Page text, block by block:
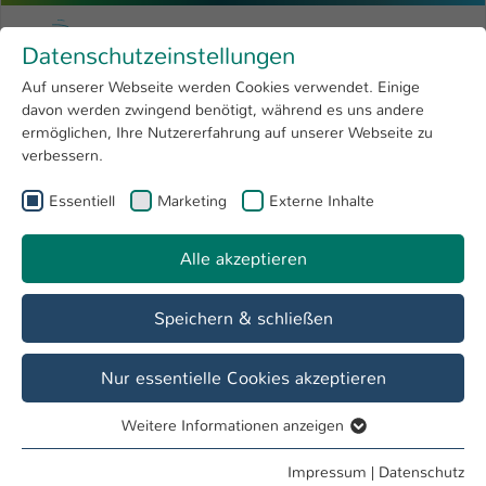
Menu
Forschung 4
Open submenu
Hochschule
International
Zum Hauptinhalt springen
Hochschule Kaiserslautern
Sie sind hier:
Termine & Events
3. Symposium für Digitales Business und
Datum / Uhrzeit
11. Jun / 10:00 Uhr - 15:00 Uhr
Datenschutzeinstellungen
Auf unserer Webseite werden Cookies verwendet. Einige
davon werden zwingend benötigt, während es uns andere
ermöglichen, Ihre Nutzererfahrung auf unserer Webseite zu
verbessern.
Essentiell Marketing Externe Inhalte
Alle akzeptieren
Speichern & schließen
Nur essentielle Cookies akzeptieren
Essentielle Cookies werden für grundlegende Funktionen
Weitere Informationen anzeigen
Impressum | Datenschutz